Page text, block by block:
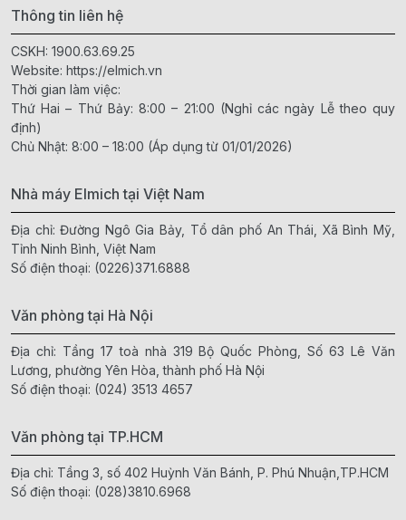
Thông tin liên hệ
CSKH: 1900.63.69.25
Website: https://elmich.vn
Thời gian làm việc:
Thứ Hai – Thứ Bảy: 8:00 – 21:00 (Nghỉ các ngày Lễ theo quy
định)
Chủ Nhật: 8:00 – 18:00 (Áp dụng từ 01/01/2026)
Nhà máy Elmich tại Việt Nam
Địa chỉ: Đường Ngô Gia Bảy, Tổ dân phố An Thái, Xã Bình Mỹ,
Tỉnh Ninh Bình, Việt Nam
Số điện thoại: (0226)371.6888
Văn phòng tại Hà Nội
Địa chỉ: Tầng 17 toà nhà 319 Bộ Quốc Phòng, Số 63 Lê Văn
Lương, phường Yên Hòa, thành phố Hà Nội
Số điện thoại: (024) 3513 4657
Văn phòng tại TP.HCM
Địa chỉ: Tầng 3, số 402 Huỳnh Văn Bánh, P. Phú Nhuận,TP.HCM
Số điện thoại: (028)3810.6968